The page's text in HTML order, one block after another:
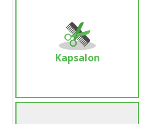
Kapsalon